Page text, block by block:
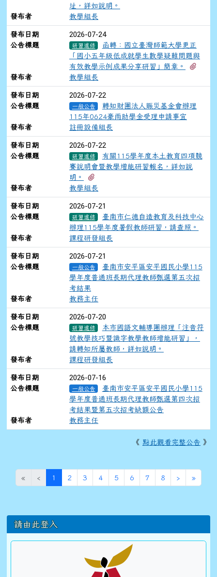
址，詳如說明。
發布者
教學組長
發布日期 2026-07-24
公告標題 研習進修
函轉：國立臺灣師範大學更正
「國小五年級低成就學生數學疑難問題與
有效教學示例成果分享研習」簡章。
發布者
教學組長
發布日期 2026-07-22
公告標題 一般公告
轉知財團法人賑災基金會辦理
115年0624豪雨助學金受理申請事宜
發布者
註冊設備組長
發布日期 2026-07-22
公告標題 研習進修
有關115學年度本土教育四項競
賽說明會暨教學增能研習報名，詳如說
明。
發布者
教學組長
發布日期 2026-07-21
公告標題 研習進修
臺南市仁德自造教育及科技中心
辦理115學年度暑假教師研習，請查照。
發布者
課程研發組長
發布日期 2026-07-21
公告標題 一般公告
臺南市安平區安平國民小學115
學年度普通班長期代理教師甄選第五次招
考結果
發布者
教務主任
發布日期 2026-07-20
公告標題 研習進修
本市國語文輔導團辦理「注音符
號教學技巧暨識字教學教師增能研習」，
請轉知所屬教師，詳如說明。
發布者
課程研發組長
發布日期 2026-07-16
公告標題 一般公告
臺南市安平區安平國民小學115
學年度普通班長期代理教師甄選第四次招
考結果暨第五次招考缺額公告
發布者
教務主任
《 點此觀看完整公告 》
« ‹ 1 (目前頁次)
2 3 4 5 6 7 8 › 下一頁
»最後頁
左邊區域內容
請由此登入